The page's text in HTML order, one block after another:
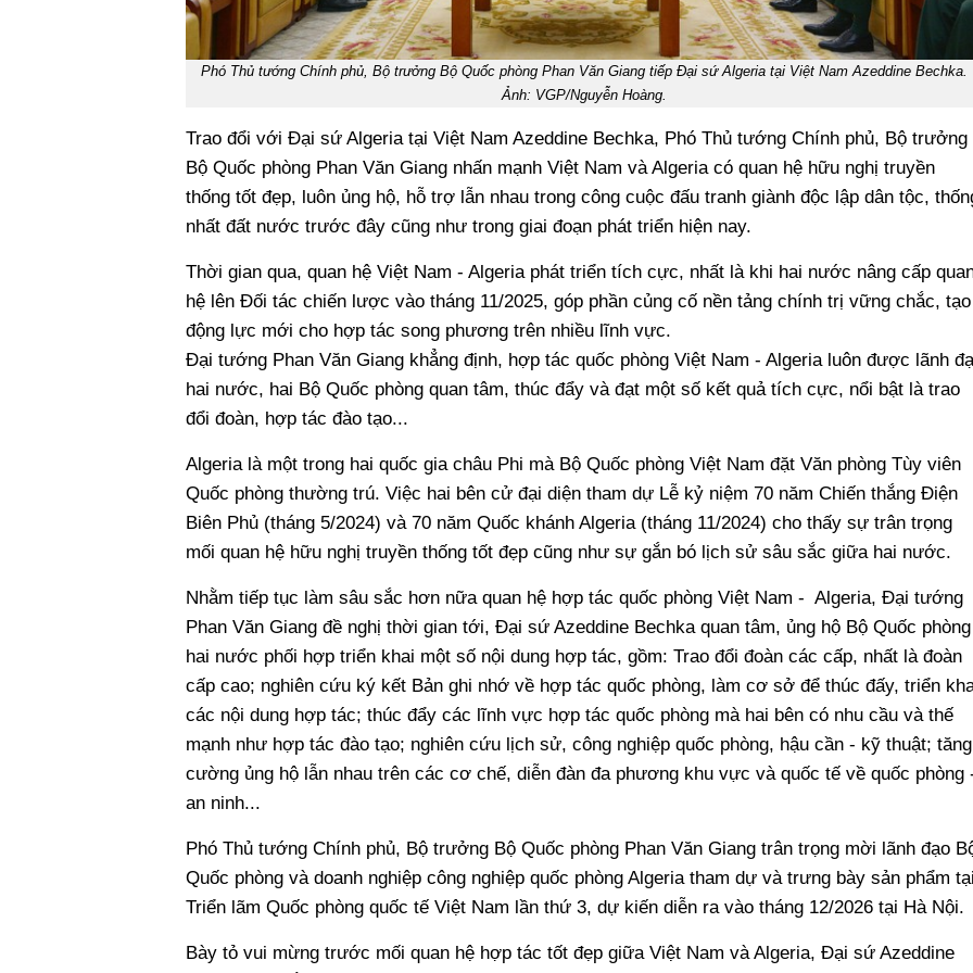
Phó Thủ tướng Chính phủ, Bộ trưởng Bộ Quốc phòng Phan Văn Giang tiếp Đại sứ Algeria tại Việt Nam Azeddine Bechka.
Ảnh: VGP/Nguyễn Hoàng.
Trao đổi với Đại sứ Algeria tại Việt Nam Azeddine Bechka, Phó Thủ tướng Chính phủ, Bộ trưởng
Bộ Quốc phòng Phan Văn Giang nhấn mạnh Việt Nam và Algeria có quan hệ hữu nghị truyền
thống tốt đẹp, luôn ủng hộ, hỗ trợ lẫn nhau trong công cuộc đấu tranh giành độc lập dân tộc,
nhất đất nước trước đây cũng như trong giai đoạn phát triển hiện nay.
Thời gian qua, quan hệ Việt Nam - Algeria phát triển tích cực, nhất là khi hai nước nâng cấp
hệ lên Đối tác chiến lược vào tháng 11/2025, góp phần củng cố nền tảng chính trị vững chắc, tạo
động lực mới cho hợp tác song phương trên nhiều lĩnh vực.
Đại tướng Phan Văn Giang khẳng định, hợp tác quốc phòng Việt Nam - Algeria luôn được lãnh
hai nước, hai Bộ Quốc phòng quan tâm, thúc đẩy và đạt một số kết quả tích cực, nổi bật là trao
đổi đoàn, hợp tác đào tạo...
Algeria là một trong hai quốc gia châu Phi mà Bộ Quốc phòng Việt Nam đặt Văn phòng Tùy viên
Quốc phòng thường trú. Việc hai bên cử đại diện tham dự Lễ kỷ niệm 70 năm Chiến thắng Điện
Biên Phủ (tháng 5/2024) và 70 năm Quốc khánh Algeria (tháng 11/2024) cho thấy sự trân trọng
mối quan hệ hữu nghị truyền thống tốt đẹp cũng như sự gắn bó lịch sử sâu sắc giữa hai nước.
Nhằm tiếp tục làm sâu sắc hơn nữa quan hệ hợp tác quốc phòng Việt Nam - Algeria, Đại tướng
Phan Văn Giang đề nghị thời gian tới, Đại sứ Azeddine Bechka quan tâm, ủng hộ Bộ Quốc phòng
hai nước phối hợp triển khai một số nội dung hợp tác, gồm: Trao đổi đoàn các cấp, nhất là đoàn
cấp cao; nghiên cứu ký kết Bản ghi nhớ về hợp tác quốc phòng, làm cơ sở để thúc đấy, triển
các nội dung hợp tác; thúc đẩy các lĩnh vực hợp tác quốc phòng mà hai bên có nhu cầu và thế
mạnh như hợp tác đào tạo; nghiên cứu lịch sử, công nghiệp quốc phòng, hậu cần - kỹ thuật; tăng
cường ủng hộ lẫn nhau trên các cơ chế, diễn đàn đa phương khu vực và quốc tế về quốc phòng
an ninh...
Phó Thủ tướng Chính phủ, Bộ trưởng Bộ Quốc phòng Phan Văn Giang trân trọng mời lãnh đạo
Quốc phòng và doanh nghiệp công nghiệp quốc phòng Algeria tham dự và trưng bày sản phẩm tại
Triển lãm Quốc phòng quốc tế Việt Nam lần thứ 3, dự kiến diễn ra vào tháng 12/2026 tại Hà Nội.
Bày tỏ vui mừng trước mối quan hệ hợp tác tốt đẹp giữa Việt Nam và Algeria, Đại sứ Azeddine